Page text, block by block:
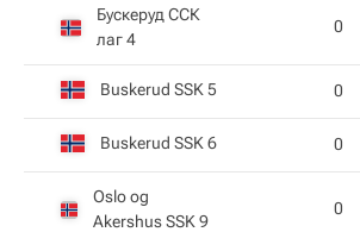
Бускеруд ССК
лаг 4
0
Buskerud SSK 5 0
Buskerud SSK 6 0
Oslo og
Akershus SSK 9
0